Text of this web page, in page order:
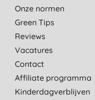
Onze normen
Green Tips
Reviews
Vacatures
Contact
Affiliate programma
Kinderdagverblijven